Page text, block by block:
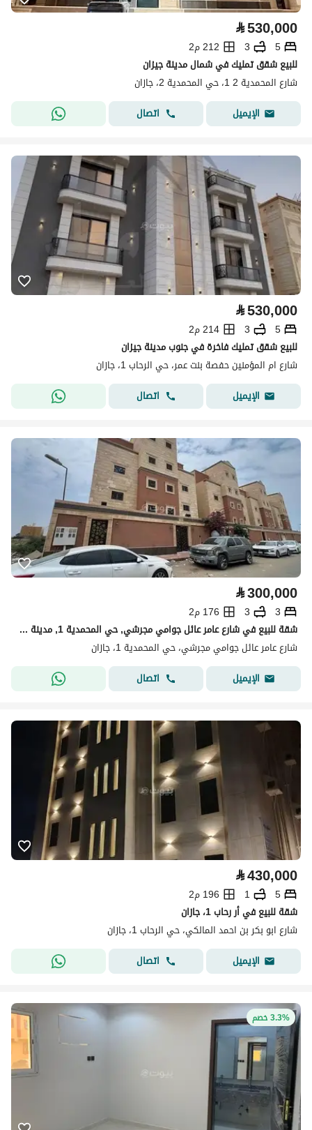
⃁530,000
5
3
212 م2
للبيع شقق تمليك في شمال مدينة جيزان
شارع المحمدية 2 1، حي المحمدية 2، جازان
الإيميل
اتصال
⃁530,000
5
3
214 م2
للبيع شقق تمليك فاخرة في جنوب مدينة جيزان
شارع ام المؤمنين حفصة بنت عمر، حي الرحاب 1، جازان
الإيميل
اتصال
⃁300,000
3
3
176 م2
شقة للبيع في شارع عامر عائل جوامي مجرشي, حي المحمدية 1, مدينة جازان, منطقة جازان
شارع عامر عائل جوامي مجرشي، حي المحمدية 1، جازان
الإيميل
اتصال
⃁430,000
5
1
196 م2
شقة للبيع في أر رحاب 1، جازان
شارع ابو بكر بن احمد المالكي، حي الرحاب 1، جازان
الإيميل
اتصال
3.3% خصم